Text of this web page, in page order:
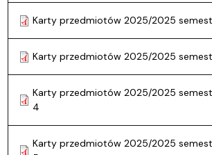
Karty przedmiotów 2025/2025
Karty przedmiotów 2025/2025
Karty przedmiotów 2025/2025
4
Karty przedmiotów 2025/2025